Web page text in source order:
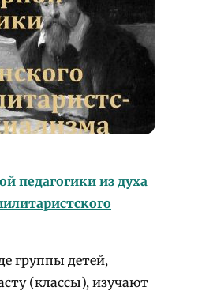
педагогики из духа
группы детей,
(классы), изучают